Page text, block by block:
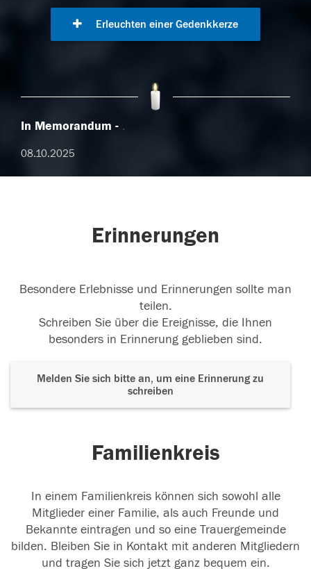
Erleuchten einer Gedenkkerze
In Memorandum .
08.10.2025
Erinnerungen
Besondere Erlebnisse und Erinnerungen sollte man
teilen.
Schreiben Sie über die Ereignisse, die Ihnen
besonders in Erinnerung geblieben sind.
Melden Sie sich bitte an, um eine Erinnerung zu
schreiben
Familienkreis
In einem Familienkreis können sich sowohl alle
Mitglieder einer Familie, als auch Freunde und
Bekannte eintragen und so eine Trauergemeinde
bilden. Bleiben Sie in Kontakt mit anderen Mitgliedern
und tragen Sie sich jetzt ganz bequem ein.